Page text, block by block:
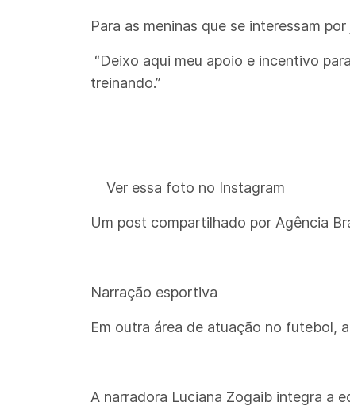
Para as meninas que se interessam
“Deixo aqui meu apoio e incentivo
treinando.”
Ver essa foto no Instagram
Um post compartilhado por Agência
Narração esportiva
Em outra área de atuação no futebol,
A narradora Luciana Zogaib integra a